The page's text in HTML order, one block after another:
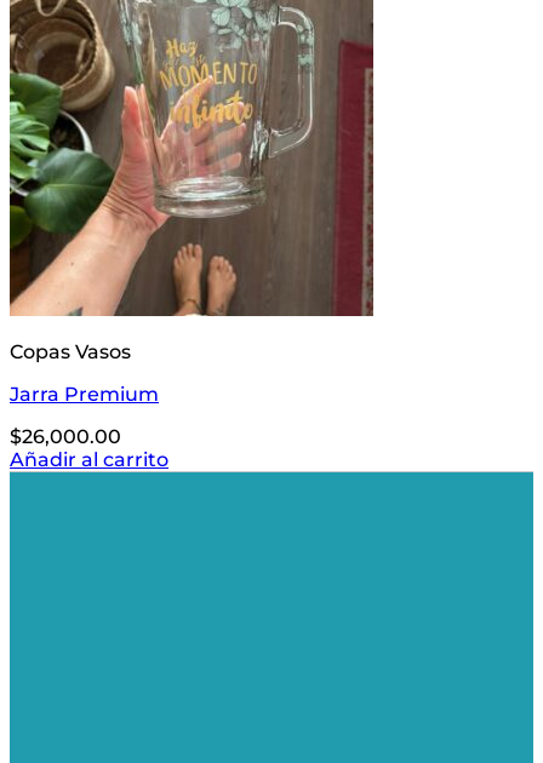
Copas Vasos
Jarra Premium
$26,000.00
Añadir al carrito